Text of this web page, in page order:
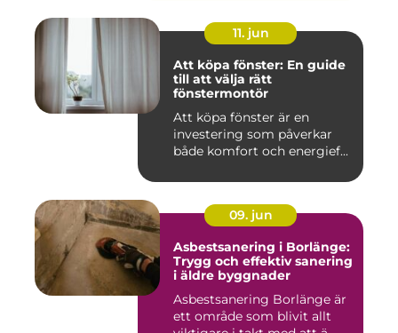
11. jun
Att köpa fönster: En guide
till att välja rätt
fönstermontör
Att köpa fönster är en
investering som påverkar
både komfort och energief...
09. jun
Asbestsanering i Borlänge:
Trygg och effektiv sanering
i äldre byggnader
Asbestsanering Borlänge är
ett område som blivit allt